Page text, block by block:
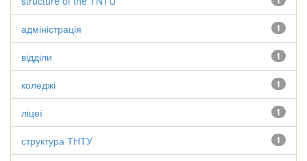
1
адміністрація
1
відділи
1
коледжі
1
ліцеї
1
структура ТНТУ